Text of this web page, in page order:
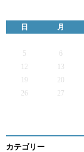
日 月
5
6
12
13
19
20
26
27
カテゴリー